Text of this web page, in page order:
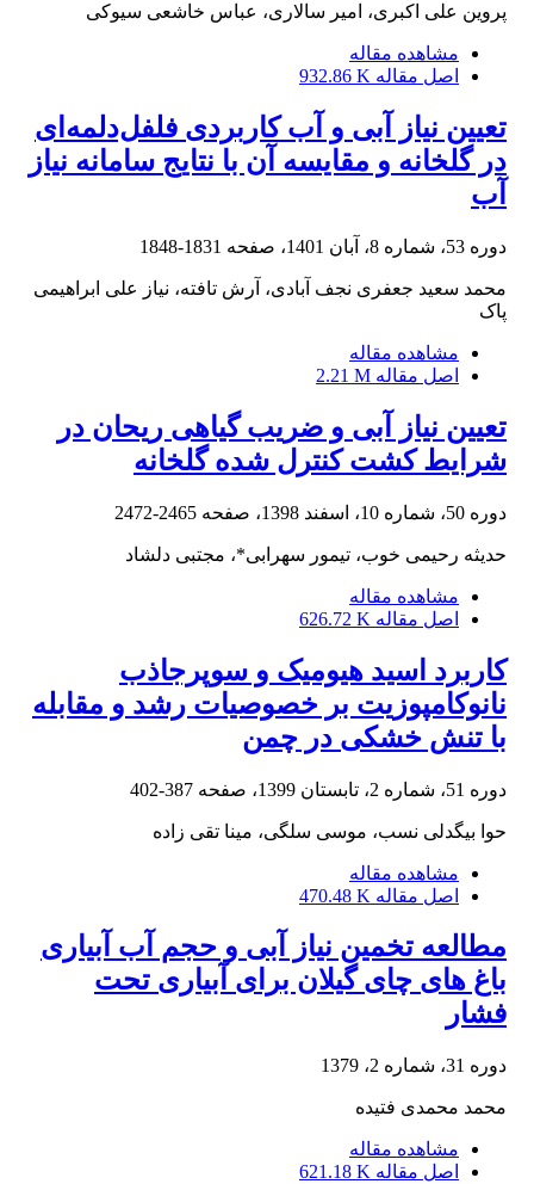
پروین علی اکبری، امیر سالاری، عباس خاشعی سیوکی
مشاهده مقاله
اصل مقاله 932.86 K
تعیین نیاز آبی و آب کاربردی فلفل‌دلمه‌ای
در گلخانه و مقایسه آن با نتایج سامانه نیاز
آب
دوره 53، شماره 8، آبان 1401، صفحه 1831-1848
محمد سعید جعفری نجف آبادی، آرش تافته، نیاز علی ابراهیمی
پاک
مشاهده مقاله
اصل مقاله 2.21 M
تعیین نیاز آبی و ضریب گیاهی ریحان در
شرایط کشت کنترل شده گلخانه
دوره 50، شماره 10، اسفند 1398، صفحه 2465-2472
حدیثه رحیمی خوب، تیمور سهرابی*، مجتبی دلشاد
مشاهده مقاله
اصل مقاله 626.72 K
کاربرد اسید هیومیک و سوپرجاذب
نانوکامپوزیت بر خصوصیات رشد و مقابله
با تنش خشکی در چمن
دوره 51، شماره 2، تابستان 1399، صفحه 387-402
حوا بیگدلی نسب، موسی سلگی، مینا تقی زاده
مشاهده مقاله
اصل مقاله 470.48 K
مطالعه تخمین نیاز آبی و حجم آب آبیاری
باغ های چای گیلان برای آبیاری تحت
فشار
دوره 31، شماره 2، 1379
محمد محمدی فتیده
مشاهده مقاله
اصل مقاله 621.18 K